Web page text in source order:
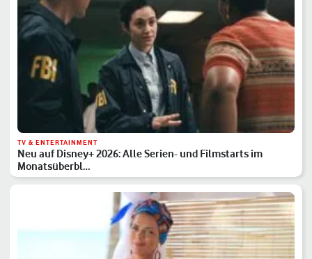
TV & ENTERTAINMENT
Neu auf Disney+ 2026: Alle Serien- und Filmstarts im
Monatsüberbl…